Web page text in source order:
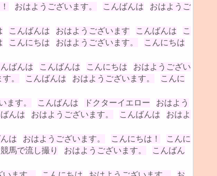
おはようございます。 こんばんは
おはようご
こんばんは おはようございます こんばんは
こ
こんにちは おはようございます。
こんにちは
ばんは こんばんは こんにちは
おはようござい
。 こんばんは おはようございます。
こんに
ます。 こんばんは ドクターイエロー
おはよう
んは おはようございます。 こんばんは
おはよ
は おはようございます。 こんにちは！
こんに
競馬で流し撮り おはようございます。
こんばん